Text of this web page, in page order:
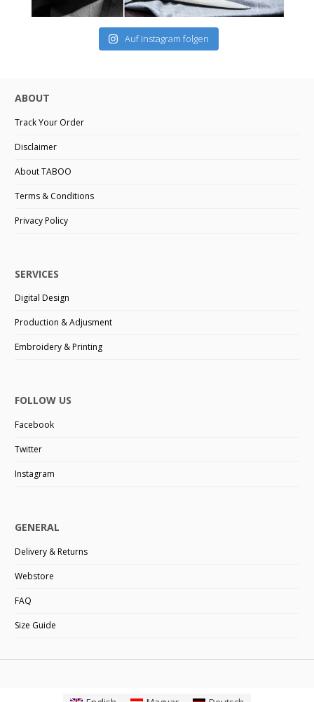
Auf Instagram folgen
ABOUT
Track Your Order
Disclaimer
About TABOO
Terms & Conditions
Privacy Policy
SERVICES
Digital Design
Production & Adjusment
Embroidery & Printing
FOLLOW US
Facebook
Twitter
Instagram
GENERAL
Delivery & Returns
Webstore
FAQ
Size Guide